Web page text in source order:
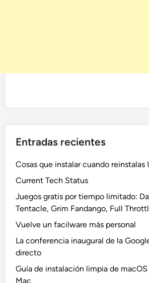
Entradas recientes
Cosas que instalar cuando reinstalas
Current Tech Status
Juegos gratis por tiempo limitado:
Tentacle, Grim Fandango, Full
Vuelve un facilware más personal
La conferencia inaugural de la
directo
Guía de instalación limpia de
Mac